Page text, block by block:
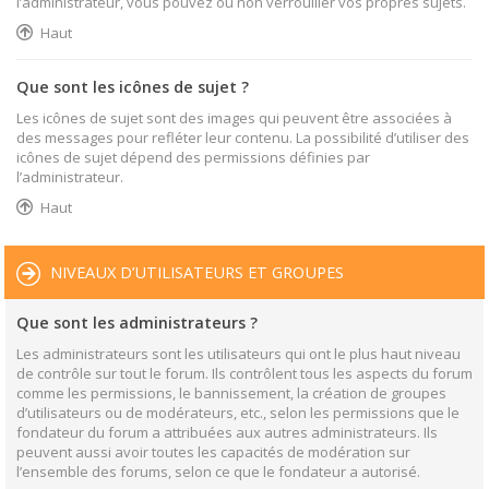
Haut
Que sont les icônes de sujet ?
Les icônes de sujet sont des images qui peuvent être associées à
des messages pour refléter leur contenu. La possibilité d’utiliser des
icônes de sujet dépend des permissions définies par
l’administrateur.
Haut
NIVEAUX D’UTILISATEURS ET GROUPES
Que sont les administrateurs ?
Les administrateurs sont les utilisateurs qui ont le plus haut niveau
de contrôle sur tout le forum. Ils contrôlent tous les aspects du forum
comme les permissions, le bannissement, la création de groupes
d’utilisateurs ou de modérateurs, etc., selon les permissions que le
fondateur du forum a attribuées aux autres administrateurs. Ils
peuvent aussi avoir toutes les capacités de modération sur
l’ensemble des forums, selon ce que le fondateur a autorisé.